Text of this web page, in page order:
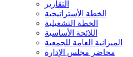
التقارير
الخطة الأستراتيجية
الخطة التشغيلية
اللائحة الأساسية
الميزانية العامة للجمعية
محاضر مجلس الإدارة